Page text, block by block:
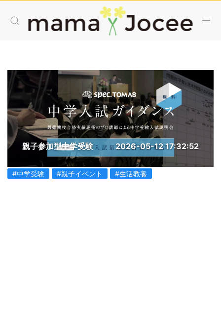
親子参加型中学受験 2026-05-12 17:32:52
#中学受験 #親子イベント #生活教養